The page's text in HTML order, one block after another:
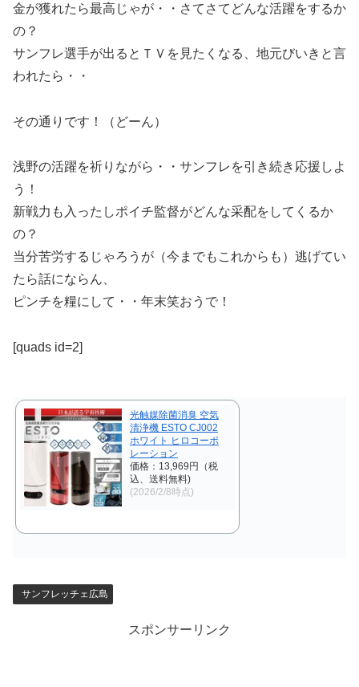
金が獲れたら最高じゃが・・さてさてどんな活躍をするか
の？
サンフレ選手が出るとＴＶを見たくなる、地元びいきと言
われたら・・
その通りです！（どーん）
浅野の活躍を祈りながら・・サンフレを引き続き応援しよ
う！
新戦力も入ったしポイチ監督がどんな采配をしてくるか
の？
当分苦労するじゃろうが（今までもこれからも）逃げてい
たら話にならん、
ピンチを糧にして・・年末笑おうで！
[quads id=2]
光触媒除菌消臭 空気
清浄機 ESTO CJ002
ホワイト ヒロコーポ
レーション
価格：13,969円（税
込、送料無料)
(2026/2/8時点)
サンフレッチェ広島
スポンサーリンク